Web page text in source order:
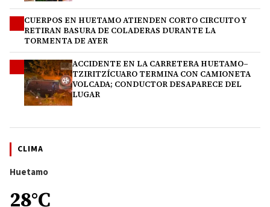
CUERPOS EN HUETAMO ATIENDEN CORTO CIRCUITO Y
RETIRAN BASURA DE COLADERAS DURANTE LA
TORMENTA DE AYER
ACCIDENTE EN LA CARRETERA HUETAMO–
TZIRITZÍCUARO TERMINA CON CAMIONETA
VOLCADA; CONDUCTOR DESAPARECE DEL
LUGAR
CLIMA
Huetamo
28°C